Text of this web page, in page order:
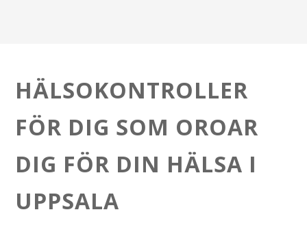
HÄLSOKONTROLLER
FÖR DIG SOM OROAR
DIG FÖR DIN HÄLSA I
UPPSALA